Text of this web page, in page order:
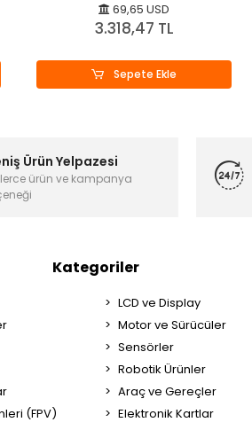
69,65 USD
3.318,47 TL
Sepete Ekle
Ürün Yelpazesi
ürün ve kampanya
Kategoriler
(FPV)
LCD ve Display
Motor ve Sürücüler
Sensörler
Robotik Ürünler
Araç ve Gereçler
Elektronik Kartlar